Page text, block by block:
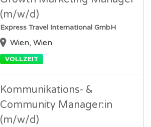
(m/w/d)
Express Travel International GmbH
Wien, Wien
VOLLZEIT
Kommunikations- &
Community Manager:in
(m/w/d)